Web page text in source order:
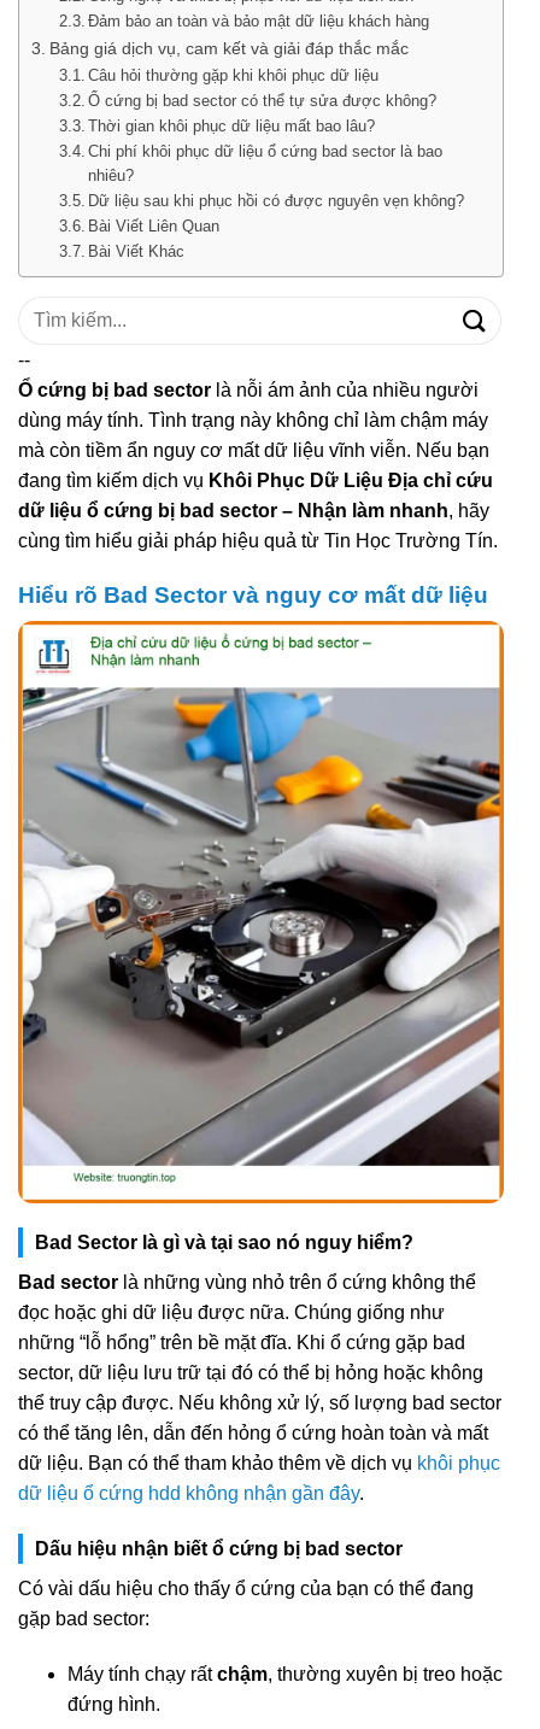
Đảm bảo an toàn và bảo mật dữ liệu khách hàng
Bảng giá dịch vụ, cam kết và giải đáp thắc mắc
Câu hỏi thường gặp khi khôi phục dữ liệu
Ổ cứng bị bad sector có thể tự sửa được không?
Thời gian khôi phục dữ liệu mất bao lâu?
Chi phí khôi phục dữ liệu ổ cứng bad sector là bao
nhiêu?
Dữ liệu sau khi phục hồi có được nguyên vẹn không?
Bài Viết Liên Quan
Bài Viết Khác
Tìm
--
Ổ cứng bị bad sector là nỗi ám ảnh của nhiều người
dùng máy tính. Tình trạng này không chỉ làm chậm máy
mà còn tiềm ẩn nguy cơ mất dữ liệu vĩnh viễn. Nếu bạn
đang tìm kiếm dịch vụ Khôi Phục Dữ Liệu Địa chỉ cứu
dữ liệu ổ cứng bị bad sector – Nhận làm nhanh, hãy
cùng tìm hiểu giải pháp hiệu quả từ Tin Học Trường Tín.
Hiểu rõ Bad Sector và nguy cơ mất dữ liệu
Bad Sector là gì và tại sao nó nguy hiểm?
Bad sector là những vùng nhỏ trên ổ cứng không thể
đọc hoặc ghi dữ liệu được nữa. Chúng giống như
những “lỗ hổng” trên bề mặt đĩa. Khi ổ cứng gặp bad
sector, dữ liệu lưu trữ tại đó có thể bị hỏng hoặc không
thể truy cập được. Nếu không xử lý, số lượng bad sector
có thể tăng lên, dẫn đến hỏng ổ cứng hoàn toàn và mất
dữ liệu. Bạn có thể tham khảo thêm về dịch vụ khôi phục
dữ liệu ổ cứng hdd không nhận gần đây.
Dấu hiệu nhận biết ổ cứng bị bad sector
Có vài dấu hiệu cho thấy ổ cứng của bạn có thể đang
gặp bad sector:
Máy tính chạy rấtchậm, thường xuyên bị treo hoặc
đứng hình.